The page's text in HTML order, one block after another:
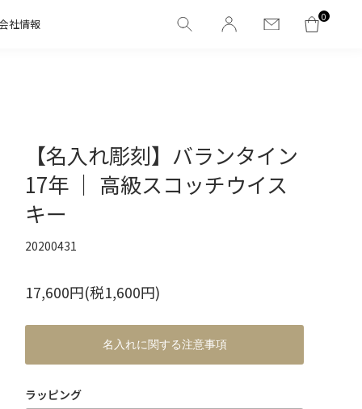
社情報 0
【名入れ彫刻】バランタイン
17年 ｜ 高級スコッチウイス
キー
20200431
17,600円(税1,600円)
名入れに関する注意事項
ラッピング